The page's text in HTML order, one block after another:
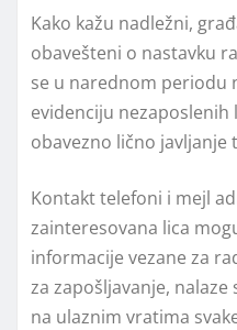
Kako kažu nadležni,
obavešteni o nastavku
se u narednom periodu
evidenciju
obavezno lično javljanje
Kontakt telefoni i mejl
zainteresovana lica
informacije vezane za
za zapošljavanje,
na ulaznim vratima